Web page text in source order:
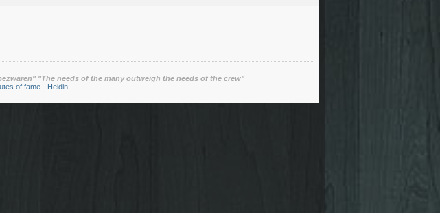
"The needs of the many outweigh the needs of the crew"
of fame - Heldin